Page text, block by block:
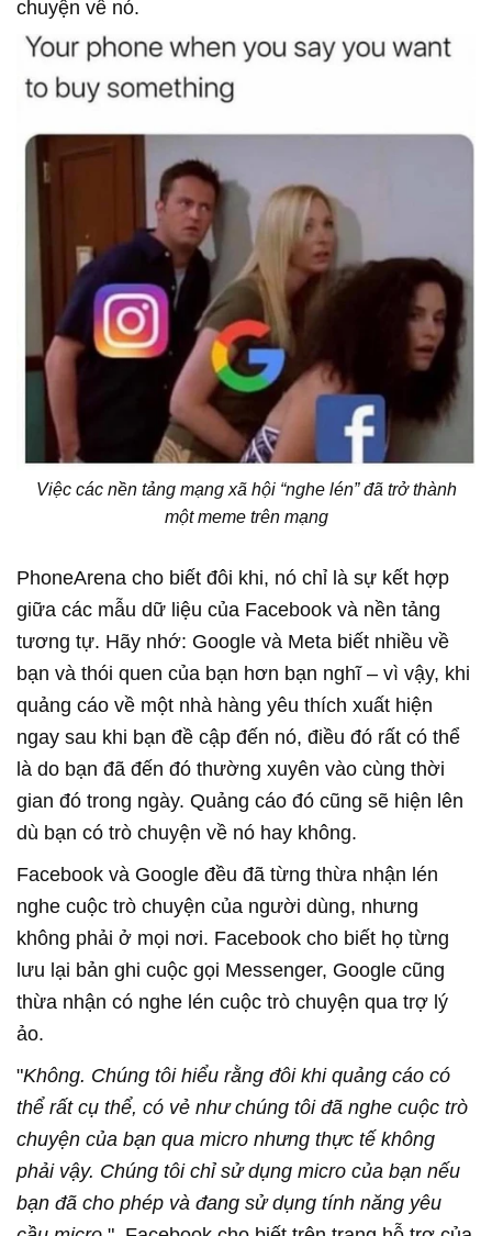
Việc các nền tảng mạng xã hội “nghe lén” đã trở thành
một meme trên mạng
giữa các mẫu dữ liệu của Facebook và nền tảng
tương tự. Hãy nhớ: Google và Meta biết nhiều về
bạn và thói quen của bạn hơn bạn nghĩ – vì vậy, khi
quảng cáo về một nhà hàng yêu thích xuất hiện
ngay sau khi bạn đề cập đến nó, điều đó rất có thể
là do bạn đã đến đó thường xuyên vào cùng thời
gian đó trong ngày. Quảng cáo đó cũng sẽ hiện lên
nghe cuộc trò chuyện của người dùng, nhưng
không phải ở mọi nơi. Facebook cho biết họ từng
lưu lại bản ghi cuộc gọi Messenger, Google cũng
thừa nhận có nghe lén cuộc trò chuyện qua trợ lý
"Không. Chúng tôi hiểu rằng đôi khi quảng cáo có
thể rất cụ thể, có vẻ như chúng tôi đã nghe cuộc trò
chuyện của bạn qua micro nhưng thực tế không
phải vậy. Chúng tôi chỉ sử dụng micro của bạn nếu
bạn đã cho phép và đang sử dụng tính năng yêu